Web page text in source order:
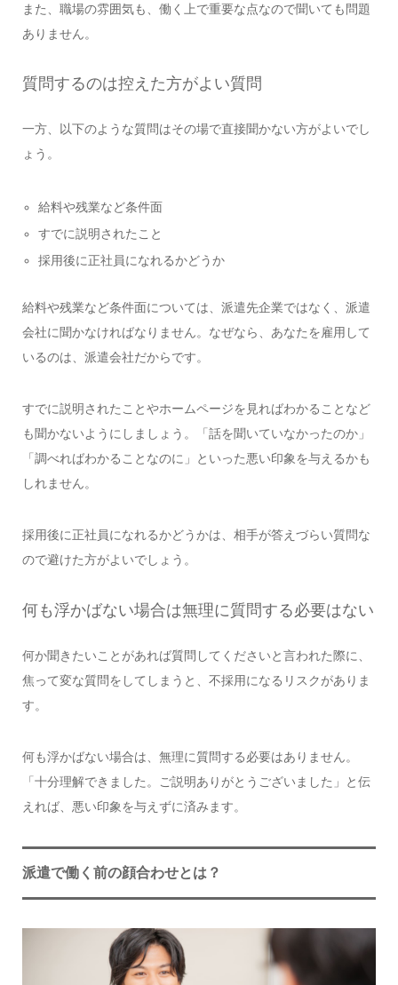
また、職場の雰囲気も、働く上で重要な点なので聞いても問題
ありません。
質問するのは控えた方がよい質問
一方、以下のような質問はその場で直接聞かない方がよいでし
ょう。
給料や残業など条件面
すでに説明されたこと
採用後に正社員になれるかどうか
給料や残業など条件面については、派遣先企業ではなく、派遣
会社に聞かなければなりません。なぜなら、あなたを雇用して
いるのは、派遣会社だからです。
すでに説明されたことやホームページを見ればわかることなど
も聞かないようにしましょう。「話を聞いていなかったのか」
「調べればわかることなのに」といった悪い印象を与えるかも
しれません。
採用後に正社員になれるかどうかは、相手が答えづらい質問な
ので避けた方がよいでしょう。
何も浮かばない場合は無理に質問する必要はない
何か聞きたいことがあれば質問してくださいと言われた際に、
焦って変な質問をしてしまうと、不採用になるリスクがありま
す。
何も浮かばない場合は、無理に質問する必要はありません。
「十分理解できました。ご説明ありがとうございました」と伝
えれば、悪い印象を与えずに済みます。
派遣で働く前の顔合わせとは？